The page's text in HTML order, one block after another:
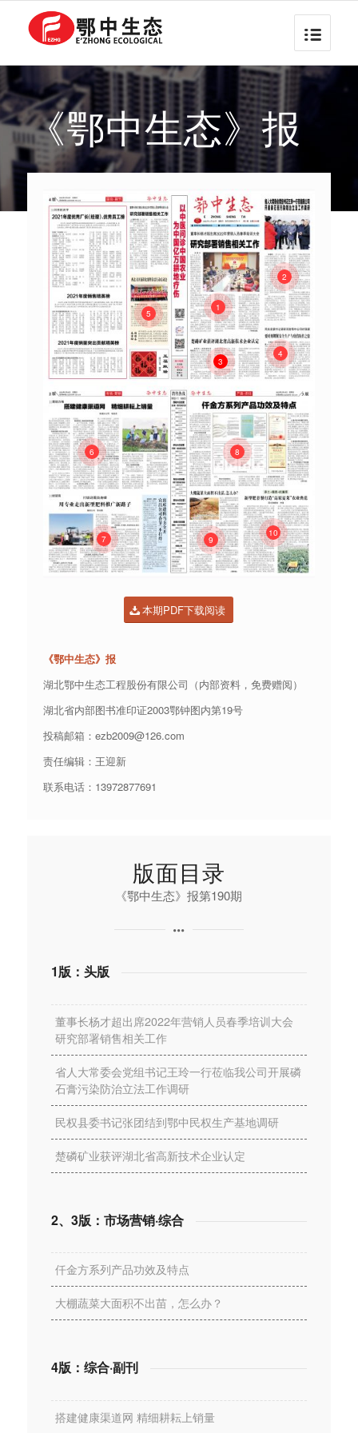
《鄂中生态》报
1
2
3
4
5
6
7
8
9
10
本期PDF下载阅读
《鄂中生态》报
湖北鄂中生态工程股份有限公司（内部资料，免费赠阅）
湖北省内部图书准印证2003鄂钟图内第19号
投稿邮箱：ezb2009@126.com
责任编辑：王迎新
联系电话：13972877691
版面目录
《鄂中生态》报第190期
1版：头版
董事长杨才超出席2022年营销人员春季培训大会
研究部署销售相关工作
省人大常委会党组书记王玲一行莅临我公司开展磷
石膏污染防治立法工作调研
民权县委书记张团结到鄂中民权生产基地调研
楚磷矿业获评湖北省高新技术企业认定
2、3版：市场营销·综合
仟金方系列产品功效及特点
大棚蔬菜大面积不出苗，怎么办？
4版：综合·副刊
搭建健康渠道网 精细耕耘上销量